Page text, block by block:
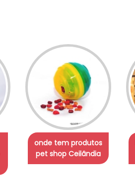
onde tem produtos
pet shop Ceilândia